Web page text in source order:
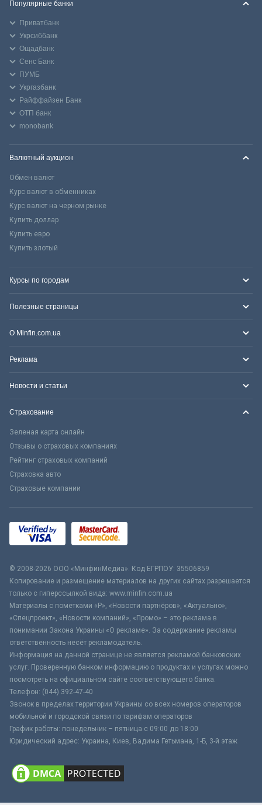
Популярные банки
Приватбанк
Укрсиббанк
Ощадбанк
Сенс Банк
ПУМБ
Укргазбанк
Райффайзен Банк
ОТП банк
monobank
Валютный аукцион
Обмен валют
Курс валют в обменниках
Курс валют на черном рынке
Купить доллар
Купить евро
Купить злотый
Курсы по городам
Полезные страницы
О Minfin.com.ua
Реклама
Новости и статьи
Страхование
Зеленая карта онлайн
Отзывы о страховых компаниях
Рейтинг страховых компаний
Страховка авто
Страховые компании
© 2008-2026 ООО «МинфинМедиа». Код ЕГРПОУ: 35506859
Копирование и размещение материалов на других сайтах разрешается
только с гиперссылкой вида: www.minfin.com.ua
Материалы с пометками «Р», «Новости партнёров», «Актуально»,
«Спецпроект», «Новости компаний», «Промо» – это реклама в
понимании Закона Украины «О рекламе». За содержание рекламы
ответственность несёт рекламодатель.
Информация на данной странице не является рекламой банковских
услуг. Проверенную банком информацию о продуктах и услугах можно
посмотреть на официальном сайте соответствующего банка.
Телефон: (044) 392-47-40
Звонок в пределах территории Украины со всех номеров операторов
мобильной и городской связи по тарифам операторов
График работы: понедельник – пятница с 09:00 до 18:00
Юридический адрес: Украина, Киев, Вадима Гетьмана, 1-Б, 3-й этаж